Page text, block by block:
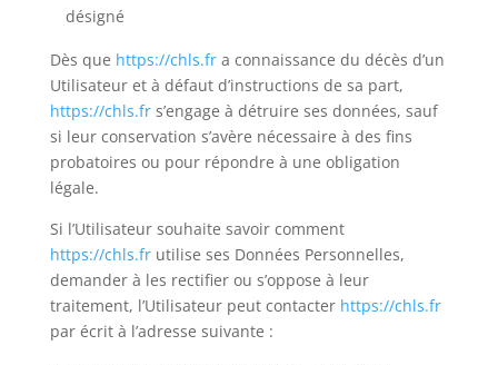
désigné
Dès que https://chls.fra connaissance du décès d’un
Utilisateur et à défaut d’instructions de sa part,
https://chls.frs’engage à détruire ses données, sauf
si leur conservation s’avère nécessaire à des fins
probatoires ou pour répondre à une obligation
légale.
Si l’Utilisateur souhaite savoir comment
https://chls.frutilise ses Données Personnelles,
demander à les rectifier ou s’oppose à leur
traitement, l’Utilisateur peut contacter https://chls.fr
par écrit à l’adresse suivante :